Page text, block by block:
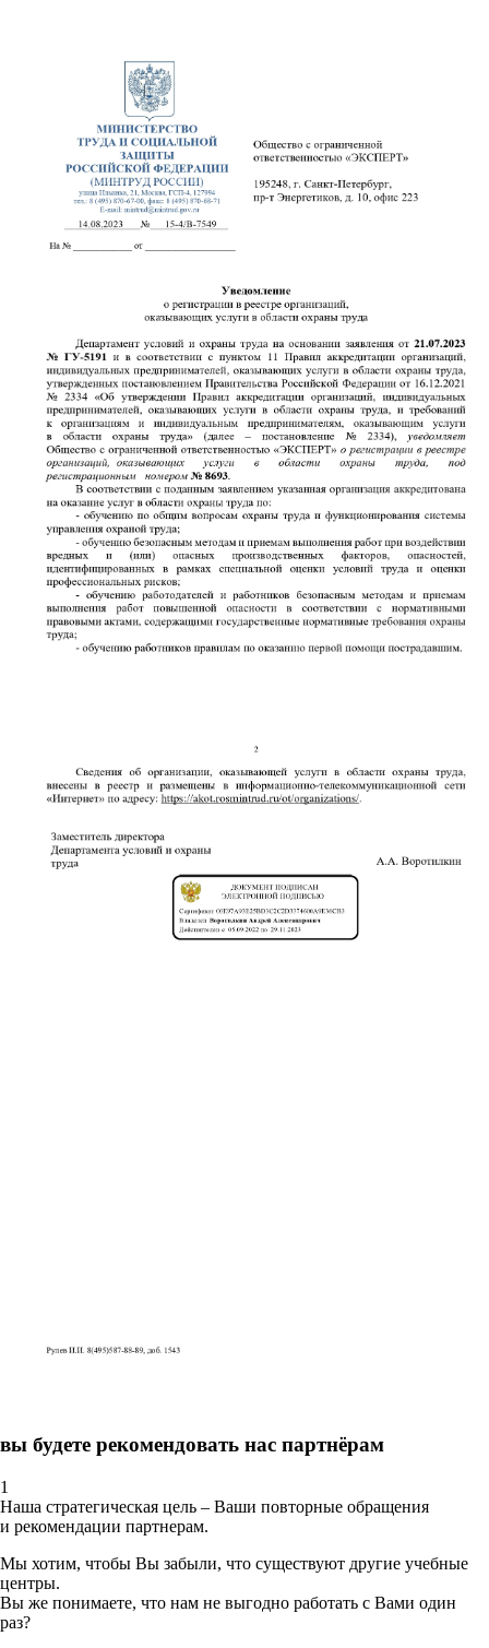
вы будете рекомендовать нас партнёрам
1
Наша стратегическая цель – Ваши повторные обращения
и рекомендации партнерам.
Мы хотим, чтобы Вы забыли, что существуют другие учебные
центры.
Вы же понимаете, что нам не выгодно работать с Вами один
раз?